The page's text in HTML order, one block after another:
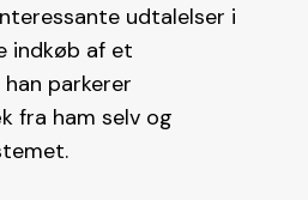
udtalelser i
indkøb af et
parkerer
fra ham selv og